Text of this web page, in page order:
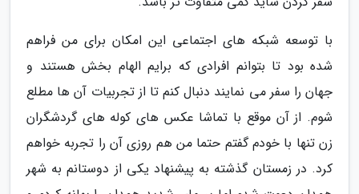
با توسعه شبکه های اجتماعی این امکان برای من فراهم
شده بود تا بتوانم افرادی که برایم الهام بخش هستند و
جهان را سفر می نمایند دنبال کنم تا از تجربیات آن ها مطلع
شوم. از آن موقع با تماشا عکس های کوله های گردشگران
زن تنها با خودم گفتم حتما من هم روزی آن را تجربه خواهم
کرد. در زمستان گذشته به پیشنهاد یکی از دوستانم به شهر